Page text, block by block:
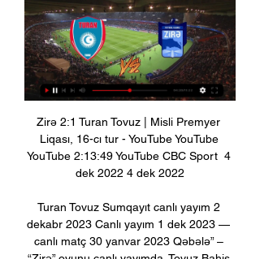
Zirə 2:1 Turan Tovuz | Misli Premyer
Liqası, 16-cı tur - YouTube YouTube
YouTube 2:13:49 YouTube CBC Sport  4
dek 2022 4 dek 2022
Turan Tovuz Sumqayıt canlı yayım 2
dekabr 2023 Canlı yayım 1 dek 2023 —
canlı matç 30 yanvar 2023 Qəbələ” –